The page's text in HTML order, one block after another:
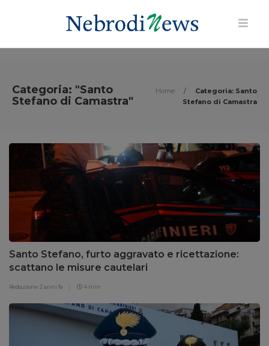
Categoria: "Santo
Stefano di Camastra"
Home /
Categoria: Santo
Stefano di Camastra
Santo Stefano, furto aggravato e ricettazione:
scattano le misure cautelari
Redazione 2 anni fa 4 min